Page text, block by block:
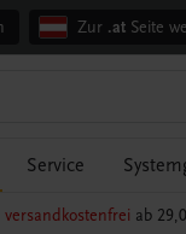
Zur .atSeite
Service
ab